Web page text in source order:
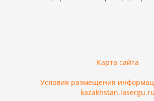
Карта сайта
Условия размещения
kazakhstan.lasergu.ru